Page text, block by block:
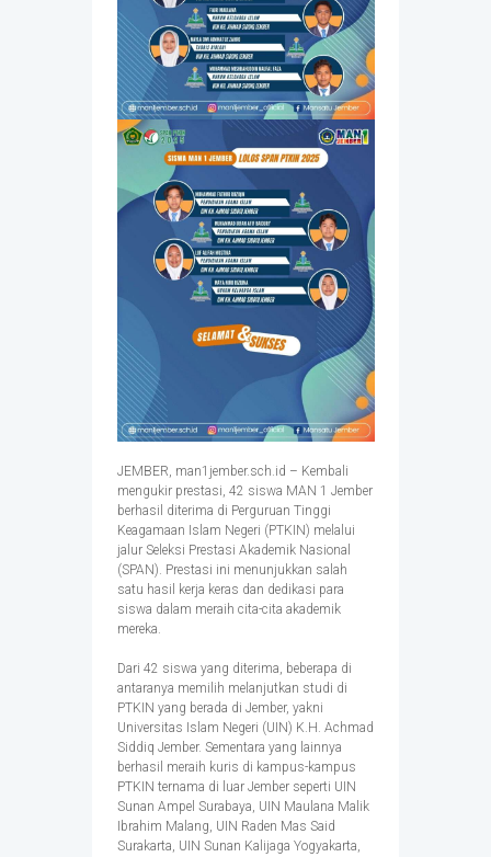
JEMBER, man1jember.sch.id – Kembali
mengukir prestasi, 42 siswa MAN 1 Jember
berhasil diterima di Perguruan Tinggi
Keagamaan Islam Negeri (PTKIN) melalui
jalur Seleksi Prestasi Akademik Nasional
(SPAN). Prestasi ini menunjukkan salah
satu hasil kerja keras dan dedikasi para
siswa dalam meraih cita-cita akademik
mereka.
Dari 42 siswa yang diterima, beberapa di
antaranya memilih melanjutkan studi di
PTKIN yang berada di Jember, yakni
Universitas Islam Negeri (UIN) K.H. Achmad
Siddiq Jember. Sementara yang lainnya
berhasil meraih kuris di kampus-kampus
PTKIN ternama di luar Jember seperti UIN
Sunan Ampel Surabaya, UIN Maulana Malik
Ibrahim Malang, UIN Raden Mas Said
Surakarta, UIN Sunan Kalijaga Yogyakarta,